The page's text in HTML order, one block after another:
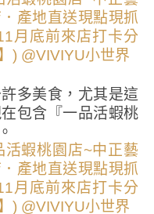
多美食，尤其是這
包含『一品活蝦桃